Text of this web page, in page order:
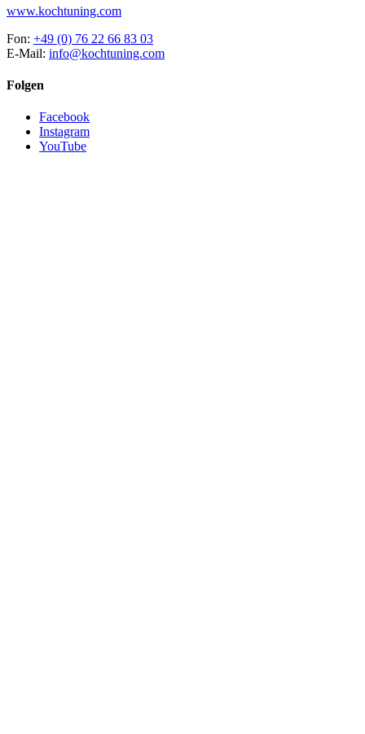
www.kochtuning.com
Fon: +49 (0) 76 22 66 83 03
E-Mail: info@kochtuning.com
Folgen
Facebook
Instagram
YouTube